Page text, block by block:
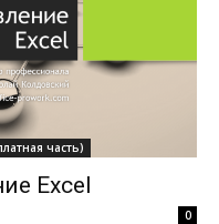
часть)
Excel
0